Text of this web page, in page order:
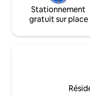
Stationnement
gratuit sur place